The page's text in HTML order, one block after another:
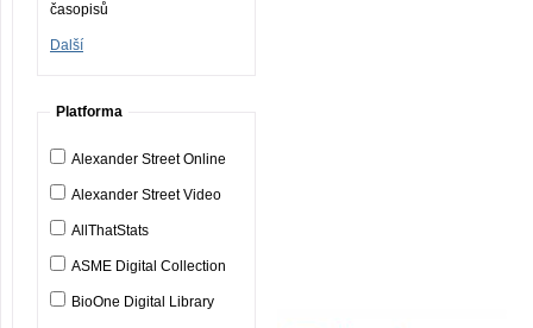
časopisů
Další
Platforma
Alexander Street Online
Alexander Street Video
AllThatStats
ASME Digital Collection
BioOne Digital Library